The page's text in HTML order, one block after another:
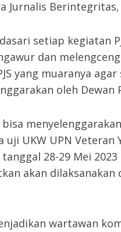
Jurnalis
setiap kegiatan
dan
yang muaranya
oleh Dewan
bisa
uji UKW UPN
28-29 Mei 2023
akan
wartawan